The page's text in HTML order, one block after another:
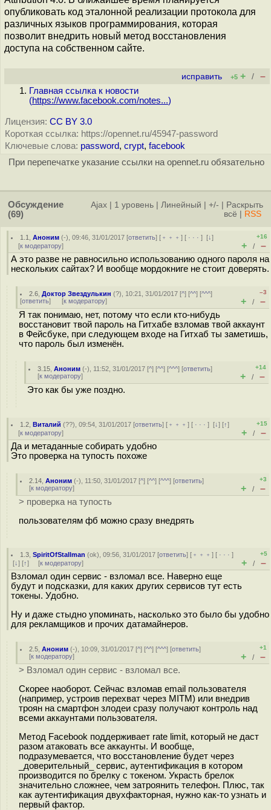
опубликовать код эталонной реализации протокола для
различных языков программирования, которая
позволит внедрить новый метод восстановления
доступа на собственном сайте.
исправить +5 + / –
Главная ссылка к новости
(https://www.facebook.com/notes...)
Лицензия: CC BY 3.0
Короткая ссылка: https://opennet.ru/45947-password
Ключевые слова: password, crypt, facebook
При перепечатке указание ссылки на opennet.ru обязательно
Обсуждение
(69)
Ajax 1 уровень Линейный +/-
Раскрыть
всё
RSS
1.1 ,Аноним (-), 09:46, 31/01/2017 [ответить] [ ﹢﹢﹢] [ · · ·][↓]
[к модератору]
+16
+ / –
А это разве не равносильно использованию одного пароля на
нескольких сайтах? И вообще мордокниге не стоит доверять.
2.6 ,Доктор Звездулькин (?), 10:21, 31/01/2017 [^] [^^] [^^^]
[ответить] [к модератору]
–3
+ / –
Я так понимаю, нет, потому что если кто-нибудь
восстановит твой пароль на Гитхабе взломав твой аккаунт
в Фейсбуке, при следующем входе на Гитхаб ты заметишь,
что пароль был изменён.
3.15 ,Аноним (-), 11:52, 31/01/2017 [^] [^^] [^^^] [ответить]
[к модератору]
+14
+ / –
Это как бы уже поздно.
1.2 ,Виталий (??), 09:54, 31/01/2017 [ответить] [ ﹢﹢﹢] [ · · ·][↓] [↑]
[к модератору]
+15
+ / –
Да и метаданные собирать удобно
Это проверка на тупость похоже
2.14 ,Аноним (-), 11:50, 31/01/2017 [^] [^^] [^^^] [ответить]
[к модератору]
+3
+ / –
> проверка на тупость
пользователям фб можно сразу внедрять
1.3 ,SpiritOfStallman (ok), 09:56, 31/01/2017 [ответить] [ ﹢﹢﹢] [ · · ·]
[↓] [↑] [к модератору]
+5
+ / –
Взломал один сервис - взломал все. Наверно еще
будут и подсказки, для каких других сервисов тут есть
токены. Удобно.
Ну и даже стыдно упоминать, насколько это было бы удобно
для рекламщиков и прочих датамайнеров.
2.5 ,Аноним (-), 10:09, 31/01/2017 [^] [^^] [^^^] [ответить]
[к модератору]
+1
+ / –
> Взломал один сервис - взломал все.
Скорее наоборот. Сейчас взломав email пользователя
(например, устроив перехват через MITM) или внедрив
троян на смартфон злодеи сразу получают контроль над
всеми аккаунтами пользователя.
Метод Facebook поддерживает rate limit, который не даст
разом атаковать все аккаунты. И вообще,
подразумевается, что восстановление будет через
_доверительный_ сервис, аутентификация в котором
производится по брелку с токеном. Украсть брелок
значительно сложнее, чем затроянить телефон. Плюс, так
как аутентификация двухфакторная, нужно как-то узнать и
первый фактор.